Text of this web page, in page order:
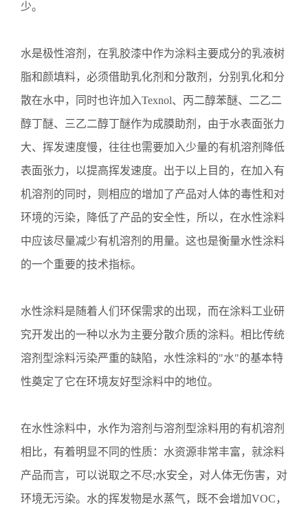
少。
水是极性溶剂，在乳胶漆中作为涂料主要成分的乳液树
脂和颜填料，必须借助乳化剂和分散剂，分别乳化和分
散在水中，同时也许加入Texnol、丙二醇苯醚、二乙二
醇丁醚、三乙二醇丁醚作为成膜助剂，由于水表面张力
大、挥发速度慢，往往也需要加入少量的有机溶剂降低
表面张力，以提高挥发速度。出于以上目的，在加入有
机溶剂的同时，则相应的增加了产品对人体的毒性和对
环境的污染，降低了产品的安全性，所以，在水性涂料
中应该尽量减少有机溶剂的用量。这也是衡量水性涂料
的一个重要的技术指标。
水性涂料是随着人们环保需求的出现，而在涂料工业研
究开发出的一种以水为主要分散介质的涂料。相比传统
溶剂型涂料污染严重的缺陷，水性涂料的"水"的基本特
性奠定了它在环境友好型涂料中的地位。
在水性涂料中，水作为溶剂与溶剂型涂料用的有机溶剂
相比，有着明显不同的性质：水资源非常丰富，就涂料
产品而言，可以说取之不尽;水安全，对人体无伤害，对
环境无污染。水的挥发物是水蒸气，既不会增加VOC，